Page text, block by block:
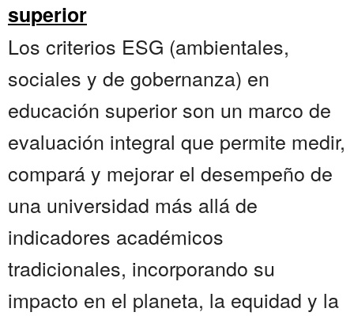
superior
Los criterios ESG (ambientales,
sociales y de gobernanza) en
educación superior son un marco de
evaluación integral que permite medir,
compará y mejorar el desempeño de
una universidad más allá de
indicadores académicos
tradicionales, incorporando su
impacto en el planeta, la equidad y la